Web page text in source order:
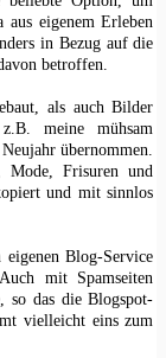
aus eigenem Erleben
in Bezug auf die
betroffen.
als auch Bilder
meine mühsam
übernommen.
Mode, Frisuren und
und mit sinnlos
Blog-Service
mit Spamseiten
so das die Blogspot-
vielleicht eins zum